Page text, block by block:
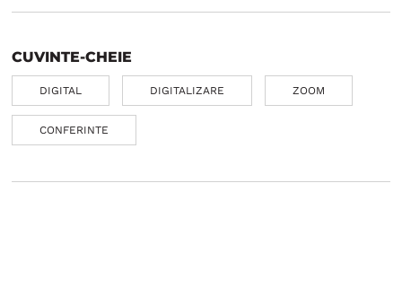
CUVINTE-CHEIE
DIGITAL DIGITALIZARE ZOOM
CONFERINTE